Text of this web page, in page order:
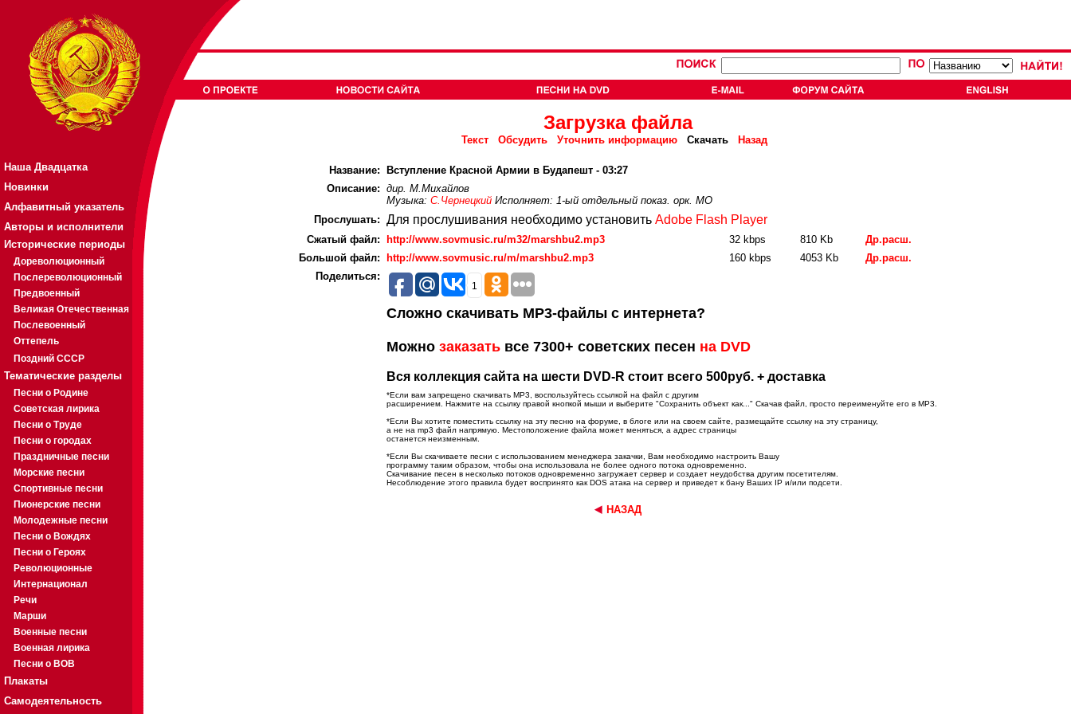
Наша Двадцатка
Новинки
Алфавитный указатель
Авторы и исполнители
Исторические периоды
Дореволюционный
Послереволюционный
Предвоенный
Великая Отечественная
Послевоенный
Оттепель
Поздний СССР
Тематические разделы
Песни о Родине
Советская лирика
Песни о Труде
Песни о городах
Праздничные песни
Морские песни
Спортивные песни
Пионерские песни
Молодежные песни
Песни о Вождях
Песни о Героях
Революционные
Интернационал
Речи
Марши
Военные песни
Военная лирика
Песни о ВОВ
Плакаты
Самодеятельность
Загрузка файла
Текст Обсудить Уточнить информацию Скачать Назад
Название:
Вступление Красной Армии в Будапешт - 03:27
Описание: дир. М.Михайлов
Музыка: С.ЧернецкийИсполняет: 1-ый отдельный показ. орк. МО
Прослушать: Для прослушивания необходимо установить Adobe Flash Player
Cжатый файл: http://www.sovmusic.ru/m32/marshbu2.mp3 32 kbps 810 Kb
Др.расш.
Большой файл:
http://www.sovmusic.ru/m/marshbu2.mp3 160 kbps 4053 Kb
Др.расш.
Поделиться:
1
Сложно скачивать MP3-файлы с интернета?
Можно заказатьвсе 7300+ советских песен на DVD
Вся коллекция сайта на шести DVD-R стоит всего 500руб. + доставка
*Если вам запрещено скачивать MP3, воспользуйтесь ссылкой на файл с другим
расширением. Нажмите на ссылку правой кнопкой мыши и выберите "Сохранить объект как..." Скачав файл, просто переименуйте его в MP3.
*Если Вы хотите поместить ссылку на эту песню на форуме, в блоге или на своем сайте, размещайте ссылку на эту страницу,
а не на mp3 файл напрямую. Местоположение файла может меняться, а адрес страницы
останется неизменным.
*Если Вы скачиваете песни с использованием менеджера закачки, Вам необходимо настроить Вашу
программу таким образом, чтобы она использовала не более одного потока одновременно.
Скачивание песен в несколько потоков одновременно загружает сервер и создает неудобства другим посетителям.
Несоблюдение этого правила будет воспринято как DOS атака на сервер и приведет к бану Ваших IP и/или подсети.
НАЗАД